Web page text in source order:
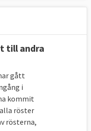
till andra
gått
i
kommit
röster
rösterna,